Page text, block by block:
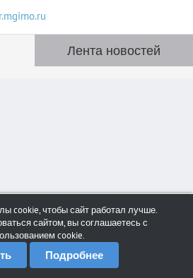
Лента новостей
cookie, чтобы сайт работал лучше.
сайтом, вы соглашаетесь с
cookie.
Подробнее